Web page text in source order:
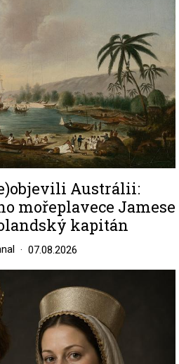
Austrálii:
mořeplavece Jamese
kapitán
07.08.2026